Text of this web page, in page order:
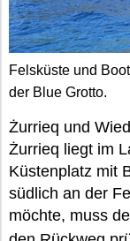
Felsküste und
der Blue Grotto.
Żurrieq und
Żurrieq liegt im
Küstenplatz mit
südlich an der
möchte, muss